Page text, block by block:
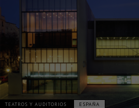
TEATROS Y AUDITORIOS ESPAÑA